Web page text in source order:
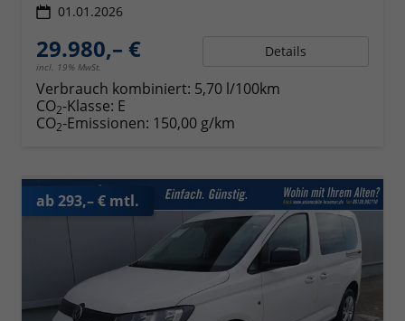
01.01.2026
29.980,– €
incl. 19% MwSt.
Details
Verbrauch kombiniert: 5,70 l/100km
CO2-Klasse: E
CO2-Emissionen: 150,00 g/km
ab 293,– € mtl.